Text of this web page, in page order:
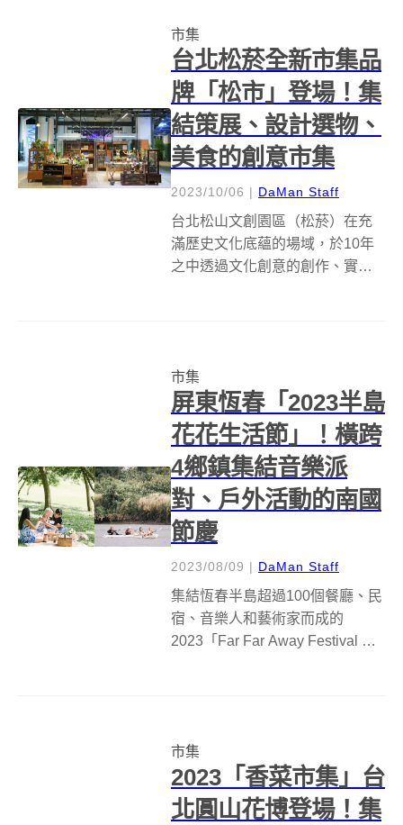
製菸工廠，...
市集
台北松菸全新市集品
牌「松市」登場！集
結策展、設計選物、
美食的創意市集
2023/10/06 | DaMan Staff
台北松山文創園區（松菸）在充
滿歷史文化底蘊的場域，於10年
之中透過文化創意的創作、實演
勢下，於2023年正式以「松市
SONGYA...
市集
屏東恆春「2023半島
花花生活節」！橫跨
4鄉鎮集結音樂派
對、戶外活動的南國
節慶
2023/08/09 | DaMan Staff
集結恆春半島超過100個餐廳、民
宿、音樂人和藝術家而成的
2023「Far Far Away Festival 半
串連，一次...
市集
2023「香菜市集」台
北圓山花博登場！集